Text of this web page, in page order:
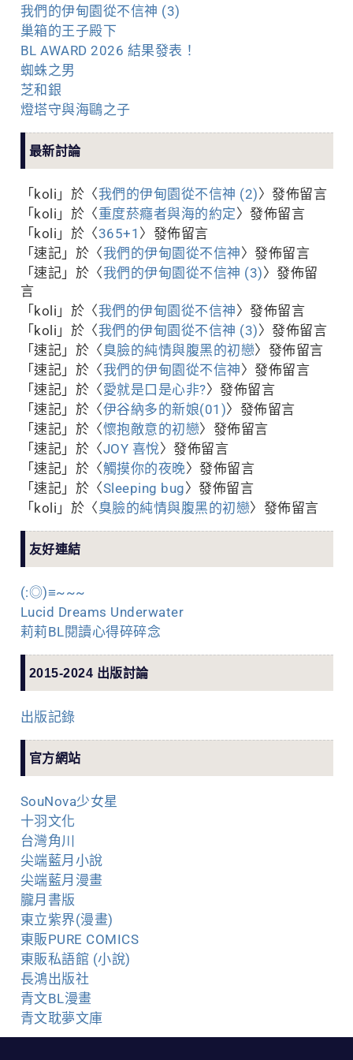
我們的伊甸園從不信神 (3)
巢箱的王子殿下
BL AWARD 2026 結果發表！
蜘蛛之男
芝和銀
燈塔守與海鷗之子
最新討論
「 koli 」於〈我們的伊甸園從不信神 (2)〉發佈留言
「 koli 」於〈重度菸癮者與海的約定〉發佈留言
「 koli 」於〈365+1 〉發佈留言
「 速記 」於〈我們的伊甸園從不信神〉發佈留言
「 速記 」於〈我們的伊甸園從不信神 (3)〉發佈留
言
「 koli 」於〈我們的伊甸園從不信神〉發佈留言
「 koli 」於〈我們的伊甸園從不信神 (3)〉發佈留言
「 速記 」於〈臭臉的純情與腹黑的初戀〉發佈留言
「 速記 」於〈我們的伊甸園從不信神〉發佈留言
「 速記 」於〈愛就是口是心非?〉發佈留言
「 速記 」於〈伊谷納多的新娘(01)〉發佈留言
「 速記 」於〈懷抱敵意的初戀〉發佈留言
「 速記 」於〈JOY 喜悅〉發佈留言
「 速記 」於〈觸摸你的夜晚〉發佈留言
「 速記 」於〈Sleeping bug〉發佈留言
「 koli 」於〈臭臉的純情與腹黑的初戀〉發佈留言
友好連結
(:◎)≡~~~
Lucid Dreams Underwater
莉莉BL閱讀心得碎碎念
2015-2024 出版討論
出版記錄
官方網站
SouNova少女星
十羽文化
台灣角川
尖端藍月小說
尖端藍月漫畫
朧月書版
東立紫界(漫畫)
東販PURE COMICS
東販私語館 (小說)
長鴻出版社
青文BL漫畫
青文耽夢文庫